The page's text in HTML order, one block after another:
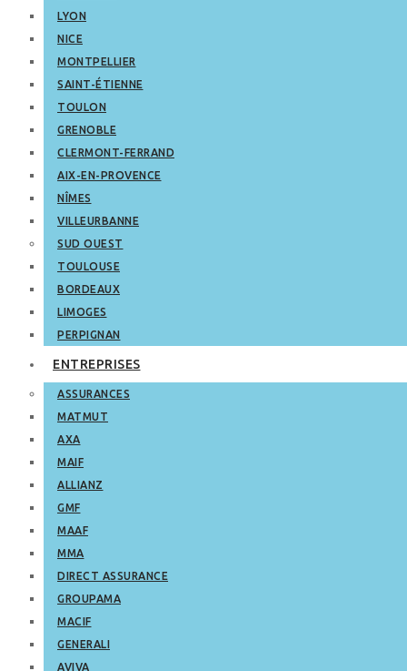
LYON
NICE
MONTPELLIER
SAINT-ÉTIENNE
TOULON
GRENOBLE
CLERMONT-FERRAND
AIX-EN-PROVENCE
NÎMES
VILLEURBANNE
SUD OUEST
TOULOUSE
BORDEAUX
LIMOGES
PERPIGNAN
ENTREPRISES
ASSURANCES
MATMUT
AXA
MAIF
ALLIANZ
GMF
MAAF
MMA
DIRECT ASSURANCE
GROUPAMA
MACIF
GENERALI
AVIVA